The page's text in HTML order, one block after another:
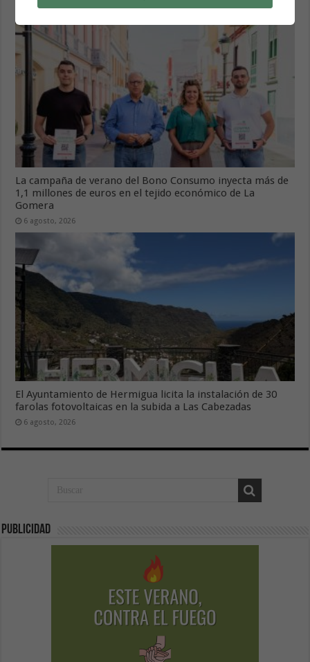
6 agosto, 2026
La campaña de verano del Bono Consumo inyecta más de
1,1 millones de euros en el tejido económico de La
Gomera
6 agosto, 2026
El Ayuntamiento de Hermigua licita la instalación de 30
farolas fotovoltaicas en la subida a Las Cabezadas
6 agosto, 2026
Publicidad